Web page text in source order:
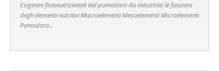
Esigenze fisionutrizionali del pomodoro da industria: le funzioni
degli elementi nutritivi Macroelementi Mesoelementi Microelementi
Pomodoro...